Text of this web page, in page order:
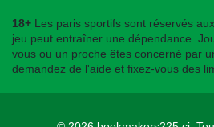
18+ Les paris sportifs sont réservés
jeu peut entraîner une dépendance.
vous ou un proche êtes concerné par
demandez de l'aide et fixez-vous des